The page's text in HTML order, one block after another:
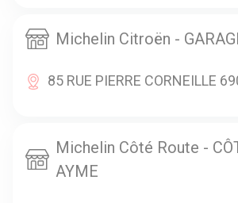
Michelin Citroën -
85 RUE PIERRE CORNEILLE
Michelin Côté Route -
AYME